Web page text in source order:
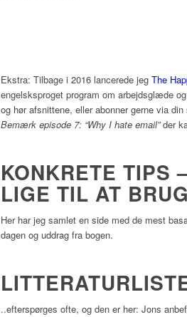
Ekstra: Tilbage i 2016 lancerede jeg The
engelsksproget program om arbejdsglæde
og hør afsnittene, eller abonner gerne via
Bemærk episode 7: “Why I hate email”der
KONKRETE TIPS
LIGE TIL AT
Her har jeg samlet en side med de mest
dagen og uddrag fra bogen.
..efterspørges ofte, og den er her: Jons